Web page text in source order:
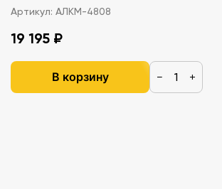
Артикул: АЛКМ-4808
19 195 ₽
В корзину − +